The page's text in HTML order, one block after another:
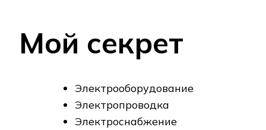
Мой секрет
Электрооборудование
Электропроводка
Электроснабжение